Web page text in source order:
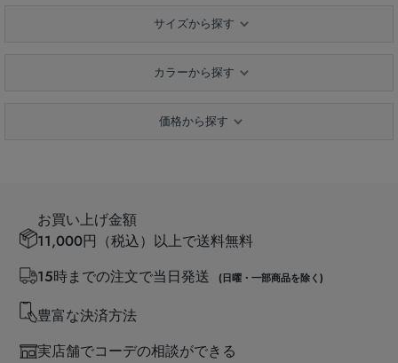
サイズから探す
カラーから探す
価格から探す
お買い上げ金額
11,000円（税込）以上で送料無料
15時までの注文で当日発送
(日曜・一部商品を除く)
豊富な決済方法
実店舗でコーデの相談ができる